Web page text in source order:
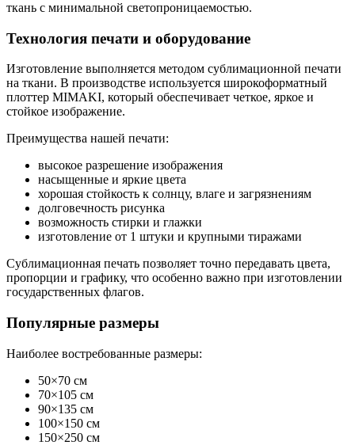
ткань с минимальной светопроницаемостью.
Технология печати и оборудование
Изготовление выполняется методом сублимационной печати
на ткани. В производстве используется широкоформатный
плоттер MIMAKI, который обеспечивает четкое, яркое и
стойкое изображение.
Преимущества нашей печати:
высокое разрешение изображения
насыщенные и яркие цвета
хорошая стойкость к солнцу, влаге и загрязнениям
долговечность рисунка
возможность стирки и глажки
изготовление от 1 штуки и крупными тиражами
Сублимационная печать позволяет точно передавать цвета,
пропорции и графику, что особенно важно при изготовлении
государственных флагов.
Популярные размеры
Наиболее востребованные размеры:
50×70 см
70×105 см
90×135 см
100×150 см
150×250 см